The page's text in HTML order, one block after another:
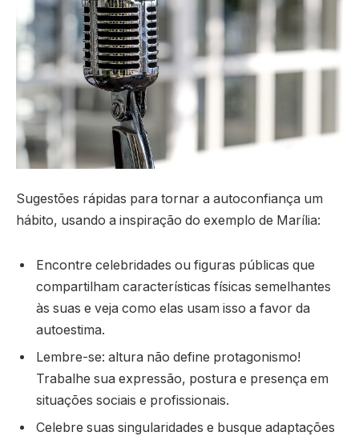
Sugestões rápidas para tornar a autoconfiança um
hábito, usando a inspiração do exemplo de Marília:
Encontre celebridades ou figuras públicas que
compartilham características físicas semelhantes
às suas e veja como elas usam isso a favor da
autoestima.
Lembre-se: altura não define protagonismo!
Trabalhe sua expressão, postura e presença em
situações sociais e profissionais.
Celebre suas singularidades e busque adaptações